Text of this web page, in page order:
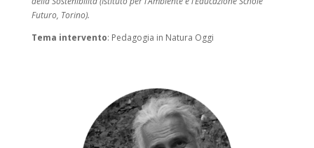
Futuro, Torino).
Tema intervento: Pedagogia in Natura Oggi